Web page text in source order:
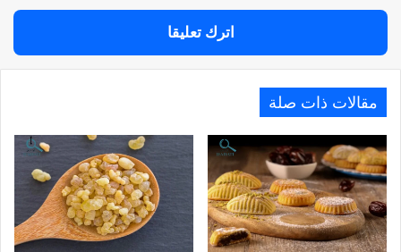
اترك تعليقا
مقالات ذات صلة